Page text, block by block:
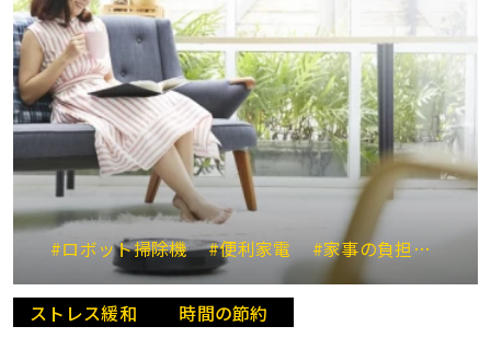
#ロボット掃除機 #便利家電 #家事の負担軽減
ストレス緩和 時間の節約